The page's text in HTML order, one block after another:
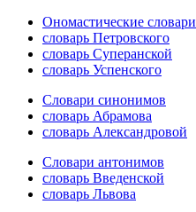
Ономастические словари
словарь Петровского
словарь Суперанской
словарь Успенского
Словари синонимов
словарь Абрамова
словарь Александровой
Словари антонимов
словарь Введенской
словарь Львова